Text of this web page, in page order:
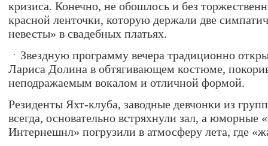
кризиса. Конечно, не обошлось и без
красной ленточки, которую держали две
невесты» в свадебных платьях.
Звездную программу вечера традиционно
Лариса Долина в обтягивающем костюме,
неподражаемым вокалом и отличной формой.
Резиденты Яхт-клуба, заводные девчонки из
всегда, основательно встряхнули зал, а юморные
Интернешнл» погрузили в атмосферу лета, где